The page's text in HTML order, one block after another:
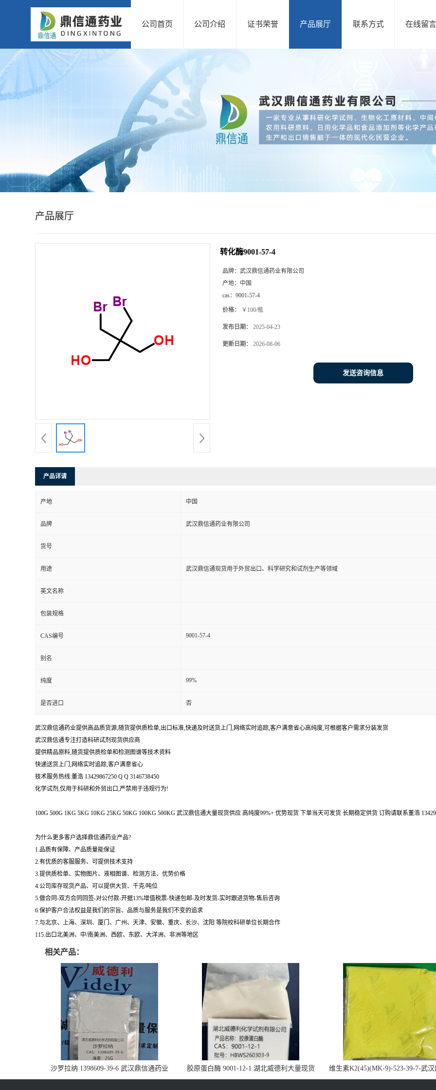
公司首页 公司介绍 证书荣誉 产品展厅 联系方式 在线留言
产品展厅
转化酶9001-57-4
品牌： 武汉鼎信通药业有限公司
产地： 中国
cas： 9001-57-4
价格： ￥100/瓶
发布日期： 2025-04-23
更新日期： 2026-08-06
发送咨询信息
产品详请
产地 中国
品牌 武汉鼎信通药业有限公司
货号
用途 武汉鼎信通现货用于外贸出口、科学研究和试剂生产等领域
英文名称
包装规格
CAS编号 9001-57-4
别名
纯度 99%
是否进口 否
武汉鼎信通药业提供高品质货源,随货提供质检单,出口标准,快递及时送货上门,网络实时追踪,客户满意省心高纯度,可根据客户需求分装发货
武汉鼎信通专注打造科研试剂现货供应商
提供精品原料,随货提供质检单和检测图谱等技术资料
快递送货上门,网络实时追踪,客户满意省心
技术服务热线:董浩 13429867250 Q Q 3146738450
化学试剂,仅用于科研和外贸出口,严禁用于违规行为!
100G 500G 1KG 5KG 10KG 25KG 50KG 100KG 500KG 武汉鼎信通大量现货供应 高纯度99%+ 优势现货 下单当天可发货 长期稳定供货 订购请联系董浩
为什么更多客户选择鼎信通药业产品?
1.品质有保障、产品质量能保证
2.有优质的客服服务、可提供技术支持
3.提供质检单、实物图片、液相图谱、检测方法、优势价格
4.公司库存现货产品、可以提供大货、千克/吨位
5.做合同-双方合同回签-对公付款-开据13%增值税票-快递包邮-及时发货-实时跟进货物-售后咨询
6.保护客户合法权益是我们的宗旨、品质与服务是我们不变的追求
7.与北京、上海、深圳、厦门、广州、天津、安徽、重庆、长沙、沈阳 等院校科研单位长期合作
115.出口北美洲、中/南美洲、西欧、东欧、大洋洲、非洲等地区
相关产品：
沙罗拉纳 1398609-39-6 武汉鼎信通药业
胶原蛋白酶 9001-12-1 湖北威德利大量现货
供应
维生素K2(45)(MK-9)-523-39-7-武汉
药业大量现货供应